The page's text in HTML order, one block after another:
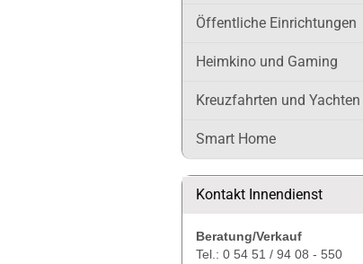
Öffentliche Einrichtungen
Heimkino und Gaming
Kreuzfahrten und Yachten
Smart Home
Kontakt Innendienst
Beratung/Verkauf
Tel.: 0 54 51 / 94 08 - 550